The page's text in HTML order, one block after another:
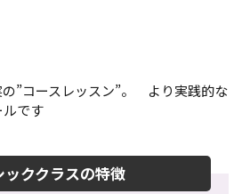
”コースレッスン”。 より実践的な
ルです
ッククラスの特徴